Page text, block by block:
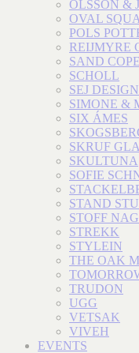
OLSSON &
OVAL
POLS
REIJMYRE
SAND
SCHOLL
SEJ DESIGN
SIMONE &
SIX ÁMES
SKRUF
SKULTUNA
SOFIE
STAND
STOFF
STREKK
STYLEIN
THE OAK
TRUDON
UGG
VETSAK
VIVEH
EVENTS